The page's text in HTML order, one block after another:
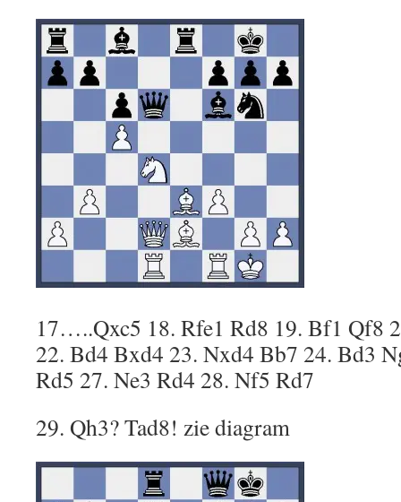
17…..Qxc5 18. Rfe1 Rd8 19. Bf1 Qf8
22. Bd4 Bxd4 23. Nxd4 Bb7 24. Bd3
Rd5 27. Ne3 Rd4 28. Nf5 Rd7
29. Qh3? Tad8! zie diagram